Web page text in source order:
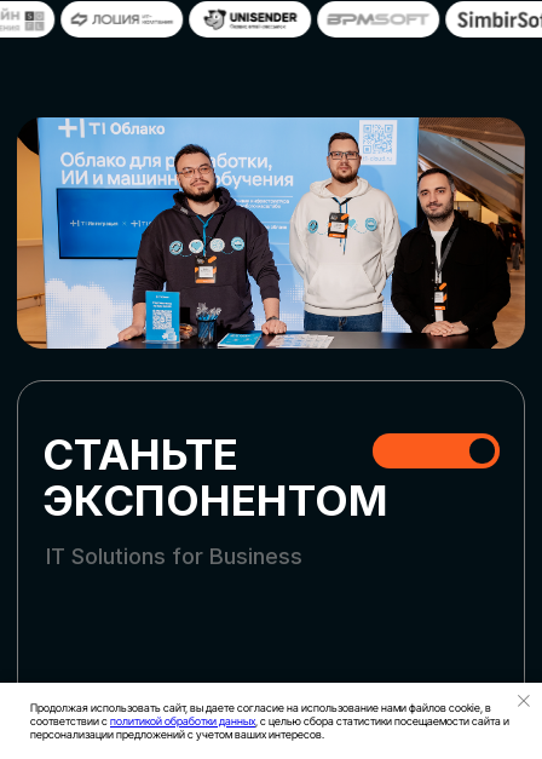
Продолжая использовать сайт, вы даете согласие на использование нами файлов cookie, в
соответствии сполитикой обработки данных , с целью сбора статистики посещаемости сайта и
персонализации предложений с учетом ваших интересов.
СТАТЬ ПАРТНЕРОМ
СКАЧАТЬ ПРОГРАММУ
СТАТЬ СПИКЕРОМ
Оставьте заявку, наши менеджеры
СТАТЬ УЧАСТНИКОМ